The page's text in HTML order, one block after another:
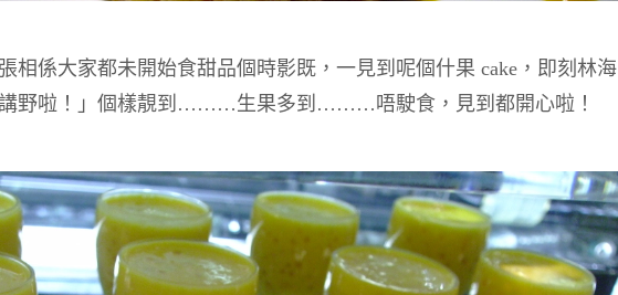
相係大家都未開始食甜品個時影既，一見到呢個什果 cake，即刻林海
講野啦！」個樣靚到………生果多到………唔駛食，見到都開心啦！